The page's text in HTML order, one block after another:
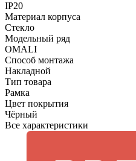
IP20
Материал корпуса
Стекло
Модельный ряд
OMALI
Способ монтажа
Накладной
Тип товара
Рамка
Цвет покрытия
Чёрный
Все характеристики